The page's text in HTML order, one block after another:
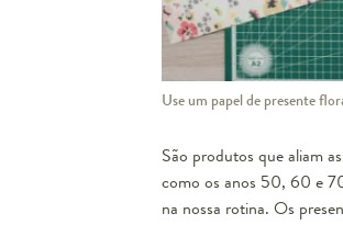
Use um papel de presente
São produtos que aliam
como os anos 50, 60 e
na nossa rotina. Os